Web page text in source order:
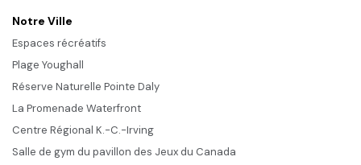
Notre Ville
Espaces récréatifs
Plage Youghall
Réserve Naturelle Pointe Daly
La Promenade Waterfront
Centre Régional K.-C.-Irving
Salle de gym du pavillon des Jeux du Canada